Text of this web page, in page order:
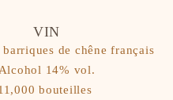
VIN
de chêne français
​Alcohol 14% vol.
bouteilles